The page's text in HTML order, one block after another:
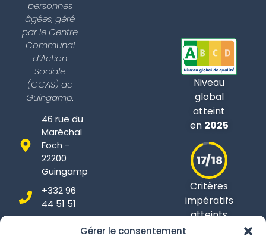
Gérer le consentement
personnes
âgées, géré
par le Centre
Communal
d’Action
Sociale
(CCAS) de
Guingamp.
46 rue du
Maréchal
Foch -
22200
Guingamp
+332 96
44 51 51
Niveau
global
atteint
en 2025
Critères
impératifs
atteints